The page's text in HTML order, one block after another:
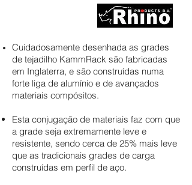
Cuidadosamente desenhada as grades
de tejadilho KammRack são fabricadas
em Inglaterra, e são construídas numa
forte liga de alumínio e de avançados
materiais compósitos.
Esta conjugação de materiais faz com que
a grade seja extremamente leve e
resistente, sendo cerca de 25% mais leve
que as tradicionais grades de carga
construídas em perfil de aço.